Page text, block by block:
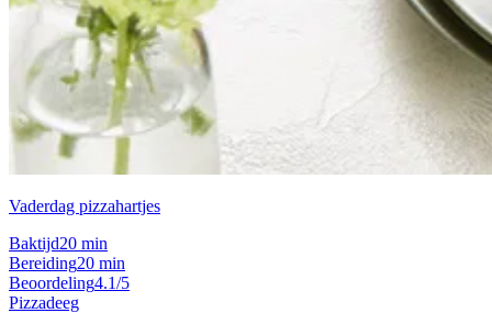
Vaderdag pizzahartjes
Baktijd20 min
Bereiding20 min
Beoordeling4.1/5
Pizzadeeg